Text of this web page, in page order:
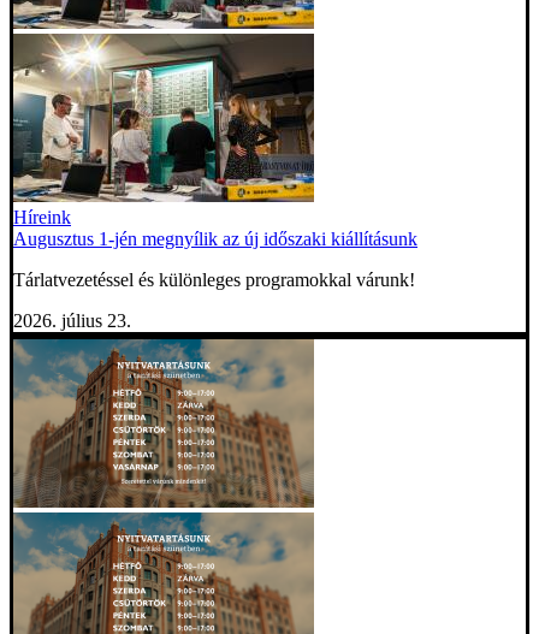
Híreink
Augusztus 1-jén megnyílik az új időszaki kiállításunk
Tárlatvezetéssel és különleges programokkal várunk!
2026. július 23.